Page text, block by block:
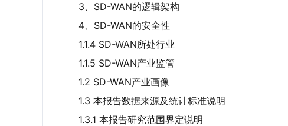
3、SD-WAN的逻辑架构
4、SD-WAN的安全性
1.1.4 SD-WAN所处行业
1.1.5 SD-WAN产业监管
1.2 SD-WAN产业画像
1.3 本报告数据来源及统计标准说明
1.3.1 本报告研究范围界定说明